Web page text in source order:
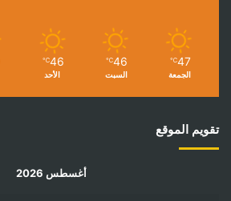
47
℃
الجمعة
46
℃
السبت
46
℃
الأحد
تقويم الموقع
أغسطس 2026